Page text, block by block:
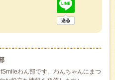
わん部です。わんちゃんにまつ